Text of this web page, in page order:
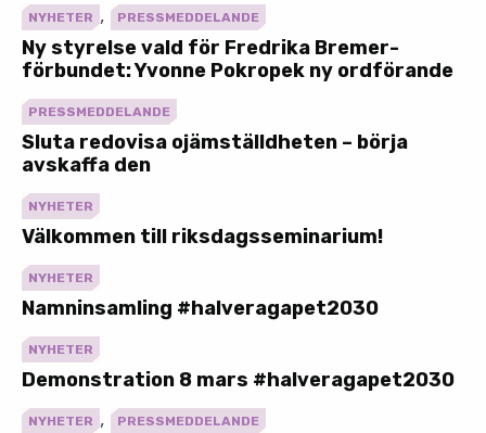
NYHETER , PRESSMEDDELANDE
Ny styrelse vald för Fredrika Bremer-
förbundet: Yvonne Pokropek ny ordförande
PRESSMEDDELANDE
Sluta redovisa ojämställdheten – börja
avskaffa den
NYHETER
Välkommen till riksdagsseminarium!
NYHETER
Namninsamling #halveragapet2030
NYHETER
Demonstration 8 mars #halveragapet2030
NYHETER , PRESSMEDDELANDE